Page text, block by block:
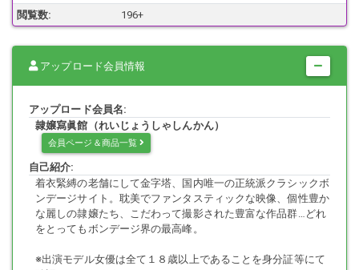
閲覧数: 196+
アップロード会員情報
アップロード会員名:
隷嬢寫眞館（れいじょうしゃしんかん）
会員ページ＆商品一覧
自己紹介:
着衣緊縛の老舗にして金字塔、国内唯一の正統派クラシックボ
ンデージサイト。耽美でファンタスティックな映像、個性豊か
な麗しの隷嬢たち、こだわって撮影された豊富な作品群…どれ
をとってもボンデージ界の最高峰。
※出演モデル女優は全て１８歳以上であることを身分証等にて